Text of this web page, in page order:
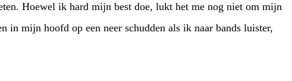
Hoewel ik hard mijn best doe, lukt het me nog niet om mijn
in mijn hoofd op een neer schudden als ik naar bands luister,